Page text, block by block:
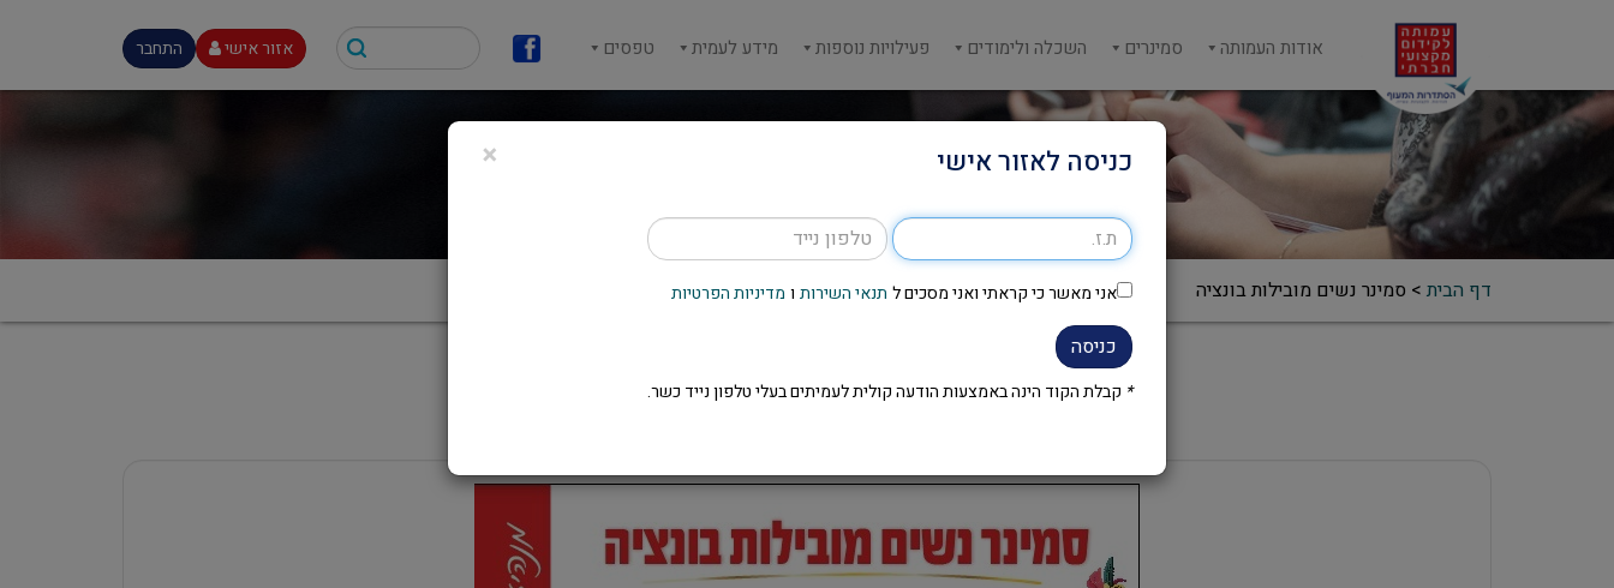
אודות העמותה סמינרים השכלה ולימודים פעילויות נוספות מידע לעמית טפסים אזור אישי התחבר
דף הבית > סמינר נשים מובילות בונציה
סמינר נשים מובילות בונציה
× כניסה לאזור אישי
אני מאשר כי קראתי ואני מסכים ל תנאי השירות ו מדיניות הפרטיות
כניסה
* קבלת הקוד הינה באמצעות הודעה קולית לעמיתים בעלי טלפון נייד כשר.